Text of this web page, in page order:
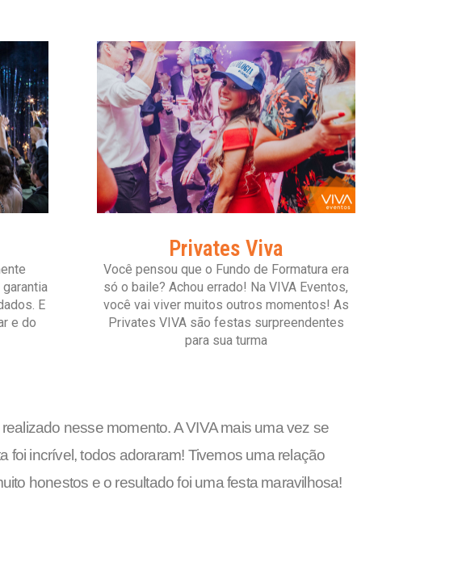
E
e do
Privates Viva
Você pensou que o Fundo de Formatura era
só o baile? Achou errado! Na VIVA Eventos,
você vai viver muitos outros momentos! As
Privates VIVA são festas surpreendentes
para sua turma
nesse momento. A VIVA mais uma vez se
foi incrível, todos adoraram! Tivemos uma relação
honestos e o resultado foi uma festa maravilhosa!